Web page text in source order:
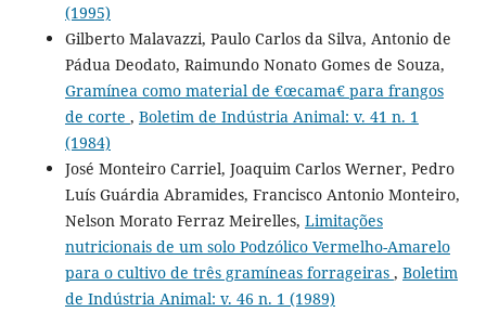
(1995)
Gilberto Malavazzi, Paulo Carlos da Silva, Antonio de
Pádua Deodato, Raimundo Nonato Gomes de Souza,
Gramínea como material de €œcama€ para frangos
de corte , Boletim de Indústria Animal: v. 41 n. 1
(1984)
José Monteiro Carriel, Joaquim Carlos Werner, Pedro
Luís Guárdia Abramides, Francisco Antonio Monteiro,
Nelson Morato Ferraz Meirelles, Limitações
nutricionais de um solo Podzólico Vermelho-Amarelo
para o cultivo de três gramíneas forrageiras , Boletim
de Indústria Animal: v. 46 n. 1 (1989)